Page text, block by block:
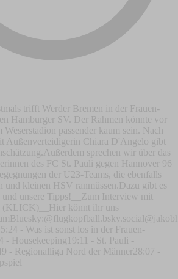
trifft Werder Bremen in der Frauen-
Hamburger SV. Der Rahmen könnte vor
passender kaum sein. Nach
Außenverteidigerin Chiara D'Angelo gibt
sprechen wir über das
des FC St. Pauli gegen Hannover 96
der U23-Teams, die ebenfalls
und kleinen HSV ranmüssen.Dazu gibt es
unsere Tipps!__Zum Interview mit
(KLICK)__Hier könnt ihr uns
- Was ist sonst los in der Frauen-
- Housekeeping19:11 - St. Pauli -
- Regionalliga Nord der Männer28:07 -